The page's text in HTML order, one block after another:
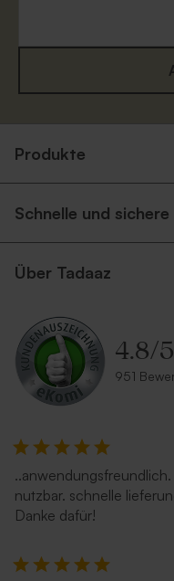
Produkte
Schnelle und
Über Tadaaz
4.8/5
951
nutzbar. schnelle
Danke dafür!